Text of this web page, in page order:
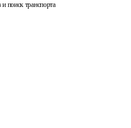
поиск транспорта